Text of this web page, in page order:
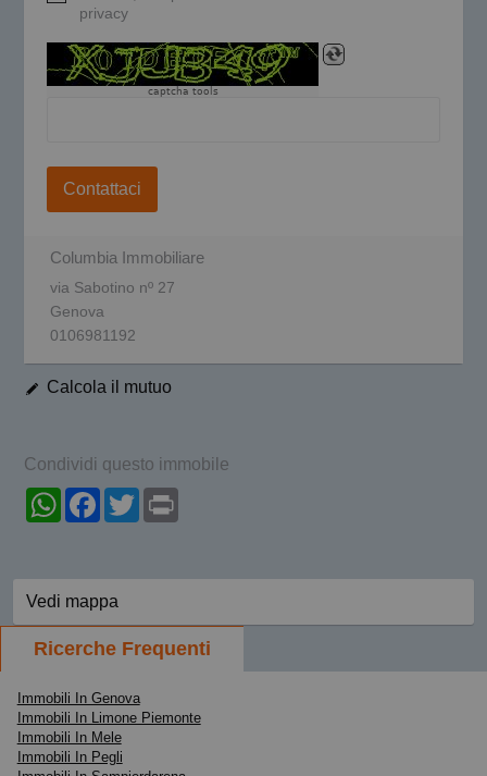
privacy
captcha tools
Contattaci
Columbia Immobiliare
via Sabotino nº 27
Genova
0106981192
Calcola il mutuo
Condividi questo immobile
WhatsAppFacebook
Twitter
Vedi mappa
Ricerche Frequenti
Immobili In Genova
Immobili In Limone Piemonte
Immobili In Mele
Immobili In Pegli